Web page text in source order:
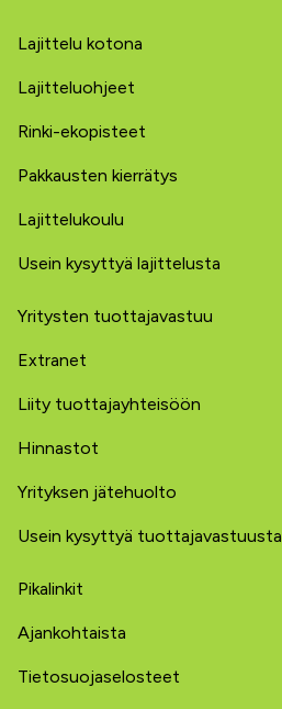
Lajittelu kotona
Lajitteluohjeet
Rinki-ekopisteet
Pakkausten kierrätys
Lajittelukoulu
Usein kysyttyä lajittelusta
Yritysten tuottajavastuu
Extranet
Liity tuottajayhteisöön
Hinnastot
Yrityksen jätehuolto
Usein kysyttyä tuottajavastuusta
Pikalinkit
Ajankohtaista
Tietosuojaselosteet